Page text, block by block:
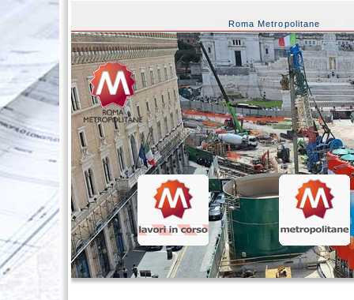
Roma Metropolitane